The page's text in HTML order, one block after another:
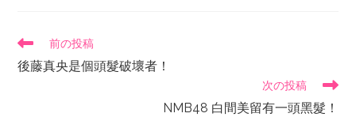
前の投稿
後藤真央是個頭髮破壞者！
次の投稿
NMB48 白間美留有一頭黑髮！